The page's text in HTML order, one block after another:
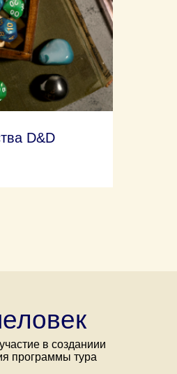
D&D
в созданиии
программы тура